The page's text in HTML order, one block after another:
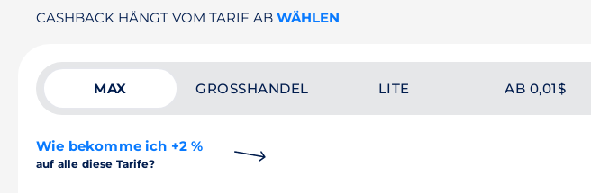
CASHBACK HÄNGT VOM TARIF AB WÄHLEN
MAX GROSSHANDEL LITE AB 0,01$
Wie bekomme ich +2 %
auf alle diese Tarife?